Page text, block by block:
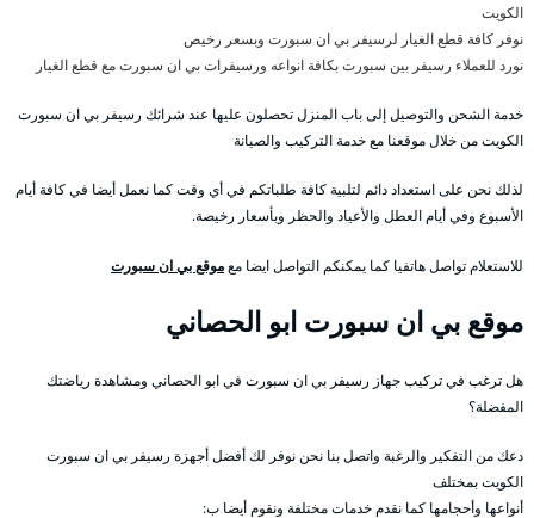
الكويت
نوفر كافة قطع الغيار لرسيفر بي ان سبورت وبسعر رخيص
نورد للعملاء رسيفر بين سبورت بكافة انواعه ورسيفرات بي ان سبورت مع قطع الغيار
خدمة الشحن والتوصيل إلى باب المنزل تحصلون عليها عند شرائك رسيفر بي ان سبورت
الكويت من خلال موقعنا مع خدمة التركيب والصيانة
لذلك نحن على استعداد دائم لتلبية كافة طلباتكم في أي وقت كما نعمل أيضا في كافة أيام
الأسبوع وفي أيام العطل والأعياد والحظر وبأسعار رخيصة.
للاستعلام تواصل هاتفيا كما يمكنكم التواصل ايضا معموقع بي ان سبورت
موقع بي ان سبورت ابو الحصاني
هل ترغب في تركيب جهاز رسيفر بي ان سبورت في ابو الحصاني ومشاهدة رياضتك
المفضلة؟
دعك من التفكير والرغبة واتصل بنا نحن نوفر لك أفضل أجهزة رسيفر بي ان سبورت
الكويت بمختلف
أنواعها وأحجامها كما نقدم خدمات مختلفة ونقوم أيضا ب: